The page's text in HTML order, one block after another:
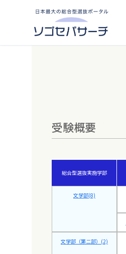
受験概要
総合型選抜実施学部
文学部(8)
文学部（第二部）(2)